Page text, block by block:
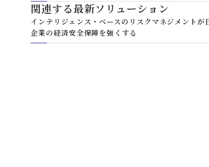
関連する最新ソリューション
インテリジェンス・ベースのリスクマネジメントが
企業の経済安全保障を強くする